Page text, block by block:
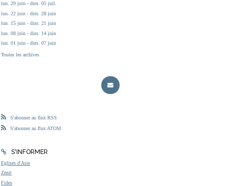
lun. 29 juin - dim. 05 juil.
lun. 22 juin - dim. 28 juin
lun. 15 juin - dim. 21 juin
lun. 08 juin - dim. 14 juin
lun. 01 juin - dim. 07 juin
Toutes les archives
S'abonner au flux RSS
S'abonner au flux ATOM
S'INFORMER
Eglises d'Asie
Zenit
Fides